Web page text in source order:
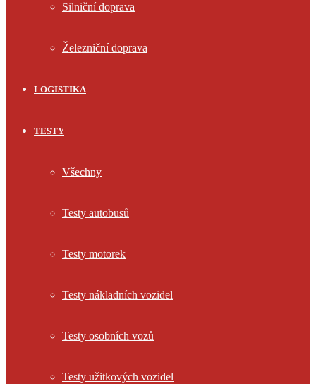
Silniční doprava
Železniční doprava
LOGISTIKA
TESTY
Všechny
Testy autobusů
Testy motorek
Testy nákladních vozidel
Testy osobních vozů
Testy užitkových vozidel